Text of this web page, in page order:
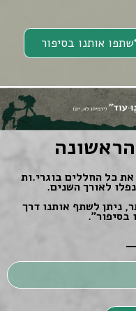
שתפו אותנו בסיפור
כל החללים בוגרי.ות
לאורך השנים.
ניתן לשתף אותנו דרך
בסיפור״.